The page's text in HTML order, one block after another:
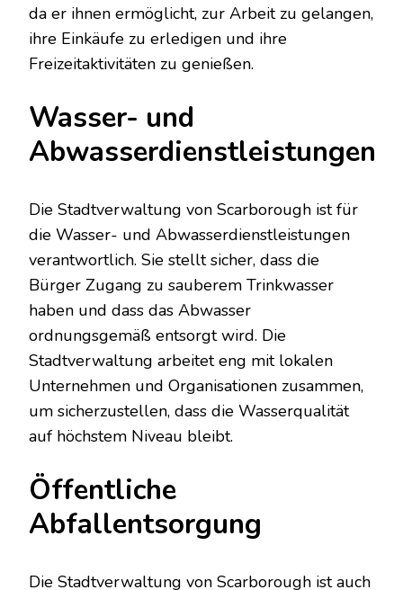
da er ihnen ermöglicht, zur Arbeit zu gelangen,
ihre Einkäufe zu erledigen und ihre
Freizeitaktivitäten zu genießen.
Wasser- und
Abwasserdienstleistungen
Die Stadtverwaltung von Scarborough ist für
die Wasser- und Abwasserdienstleistungen
verantwortlich. Sie stellt sicher, dass die
Bürger Zugang zu sauberem Trinkwasser
haben und dass das Abwasser
ordnungsgemäß entsorgt wird. Die
Stadtverwaltung arbeitet eng mit lokalen
Unternehmen und Organisationen zusammen,
um sicherzustellen, dass die Wasserqualität
auf höchstem Niveau bleibt.
Öffentliche
Abfallentsorgung
Die Stadtverwaltung von Scarborough ist auch